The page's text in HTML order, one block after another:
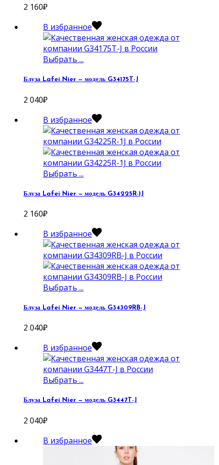
2 160₽
В избранное
Выбрать ...
Блуза Lafei Nier — модель G34175T-J
2 040₽
В избранное
Выбрать ...
Блуза Lafei Nier — модель G34225R-1J
2 160₽
В избранное
Выбрать ...
Блуза Lafei Nier — модель G34309RB-J
2 040₽
В избранное
Выбрать ...
Блуза Lafei Nier — модель G3447T-J
2 040₽
В избранное